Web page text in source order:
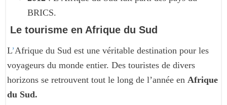
BRICS.
Le tourisme en Afrique du Sud
L’Afrique du Sud est une véritable destination pour les
voyageurs du monde entier. Des touristes de divers
horizons se retrouvent tout le long de l’année en Afrique
du Sud.